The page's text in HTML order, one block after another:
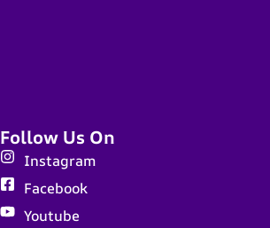
Follow Us On
Instagram
Facebook
Youtube